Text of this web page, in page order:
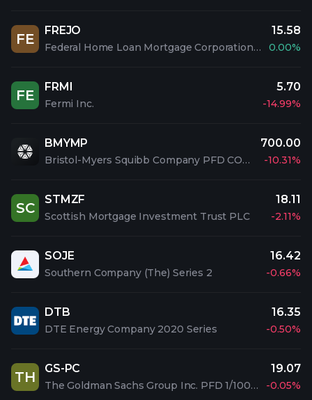
FE
FREJO
Federal Home Loan Mortgage Corporation PFD 5.1% SAL
15.58
0.00%
FE
FRMI
Fermi Inc.
5.70
-14.99%
BMYMP
Bristol-Myers Squibb Company PFD CONV 2
700.00
-10.31%
SC
STMZF
Scottish Mortgage Investment Trust PLC
18.11
-2.11%
SOJE
Southern Company (The) Series 2
16.42
-0.66%
DTB
DTE Energy Company 2020 Series
16.35
-0.50%
TH
GS-PC
The Goldman Sachs Group Inc. PFD 1/1000 C
19.07
-0.05%